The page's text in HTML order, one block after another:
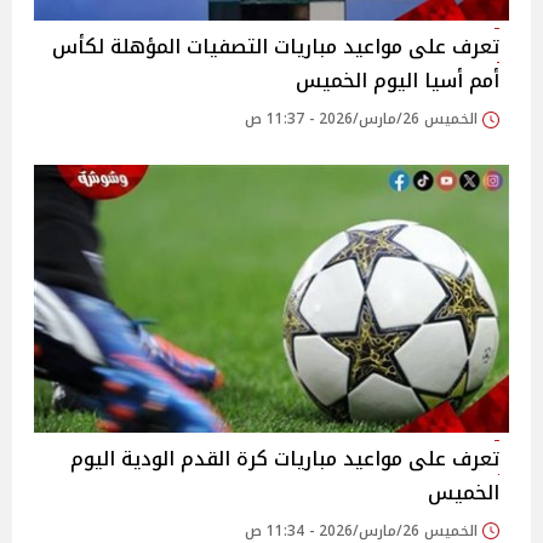
تعرف على مواعيد مباريات التصفيات المؤهلة لكأس
أمم أسيا اليوم الخميس
الخميس 26/مارس/2026 - 11:37 ص
تعرف على مواعيد مباريات كرة القدم الودية اليوم
الخميس
الخميس 26/مارس/2026 - 11:34 ص